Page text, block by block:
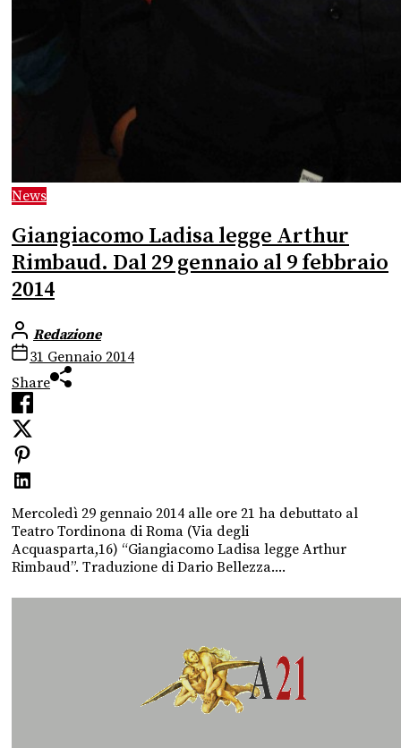
News
Giangiacomo Ladisa legge Arthur
Rimbaud. Dal 29 gennaio al 9 febbraio
2014
Redazione
31 Gennaio 2014
Share
Mercoledì 29 gennaio 2014 alle ore 21 ha debuttato al
Teatro Tordinona di Roma (Via degli
Acquasparta,16) “Giangiacomo Ladisa legge Arthur
Rimbaud”. Traduzione di Dario Bellezza....